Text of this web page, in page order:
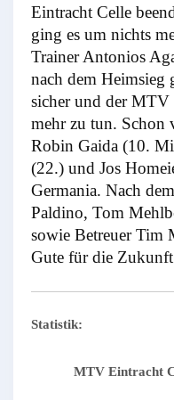
Eintracht Celle
ging es um nichts
Trainer Antonios
nach dem Heimsieg
sicher und der MTV
mehr zu tun. Schon
Robin Gaida (10.
(22.) und Jos
Germania. Nach
Paldino, Tom
sowie Betreuer Tim
Gute für die
Statistik:
MTV Eintracht